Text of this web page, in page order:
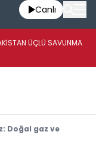
Canlı
ÜÇLÜ SAVUNMA
Doğal gaz ve